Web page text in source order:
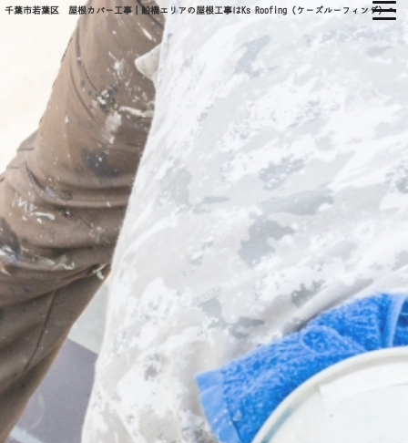
千葉市若葉区 屋根カバー工事｜船橋エリアの屋根工事はKs Roofing（ケーズルーフィング）へ
㈱KS ROOFING
ホーム
当社について
会社概要
当社の強み